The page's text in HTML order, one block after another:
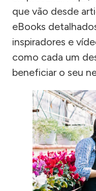
que vão desde
eBooks
inspiradores e
como cada um
beneficiar o seu